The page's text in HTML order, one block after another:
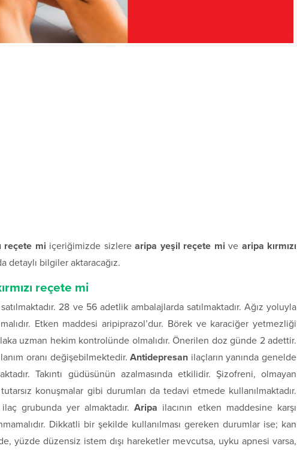
reçete mi içeriğimizde sizlerearipa yeşil reçete mi ve aripa kırmızı
detaylı bilgiler aktaracağız.
reçete mi
28 ve 56 adetlik ambalajlarda satılmaktadır. Ağız yoluyla
Etken maddesi aripiprazol’dur. Börek ve karaciğer yetmezliği
uzman hekim kontrolünde olmalıdır. Önerilen doz günde 2 adettir.
oranı değişebilmektedir.Antidepresan ilaçların yanında genelde
Takıntı güdüsünün azalmasında etkilidir. Şizofreni, olmayan
konuşmalar gibi durumları da tedavi etmede kullanılmaktadır.
grubunda yer almaktadır.Aripa ilacının etken maddesine karşı
Dikkatli bir şekilde kullanılması gereken durumlar ise; kan
yüzde düzensiz istem dışı hareketler mevcutsa, uyku apnesi varsa,